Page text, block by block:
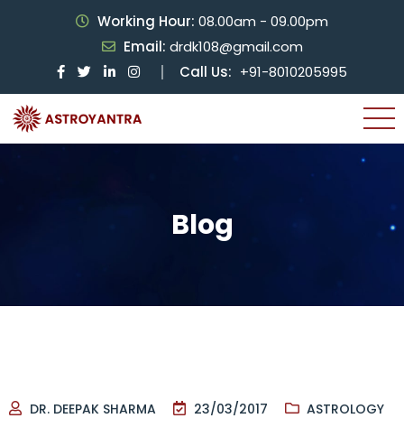
Working Hour: 08.00am - 09.00pm
Email: drdk108@gmail.com
Call Us: +91-8010205995
Blog
DR. DEEPAK SHARMA 23/03/2017 ASTROLOGY